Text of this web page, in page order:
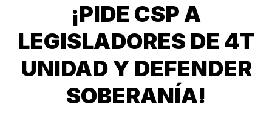
¡PIDE CSP A
LEGISLADORES DE 4T
UNIDAD Y DEFENDER
SOBERANÍA!